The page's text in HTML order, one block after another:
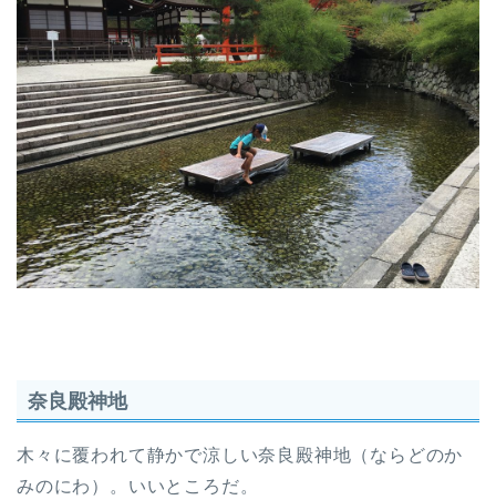
奈良殿神地
木々に覆われて静かで涼しい奈良殿神地（ならどのか
みのにわ）。いいところだ。